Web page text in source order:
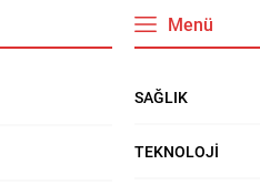
Menü
SAĞLIK
TEKNOLOJİ